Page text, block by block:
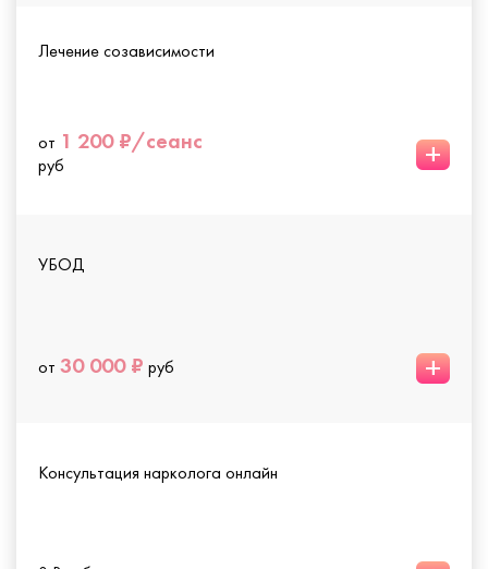
Лечение созависимости
от 1 200 ₽/сеанс
руб +
УБОД
от 30 000 ₽ руб +
Консультация нарколога онлайн